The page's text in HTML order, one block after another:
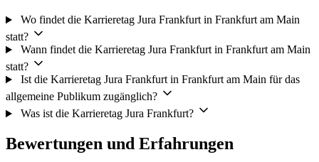
Wo findet die Karrieretag Jura Frankfurt in Frankfurt am Main
statt?
Wann findet die Karrieretag Jura Frankfurt in Frankfurt am Main
statt?
Ist die Karrieretag Jura Frankfurt in Frankfurt am Main für das
allgemeine Publikum zugänglich?
Was ist die Karrieretag Jura Frankfurt?
Bewertungen und Erfahrungen